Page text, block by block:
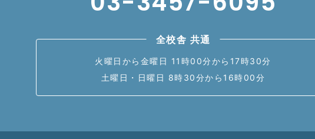
全校舎 共通
火曜日から金曜日 11時00分から17時30分
土曜日・日曜日 8時30分から16時00分